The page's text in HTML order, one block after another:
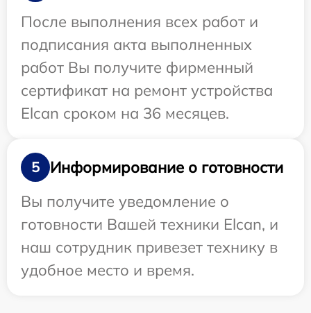
После выполнения всех работ и
подписания акта выполненных
работ Вы получите фирменный
сертификат на ремонт устройства
Elcan сроком на 36 месяцев.
5
Информирование о готовности
Вы получите уведомление о
готовности Вашей техники Elcan, и
наш сотрудник привезет технику в
удобное место и время.